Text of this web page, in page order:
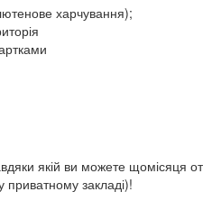
харчування);
якій ви можете щомісяця
приватному закладі)!